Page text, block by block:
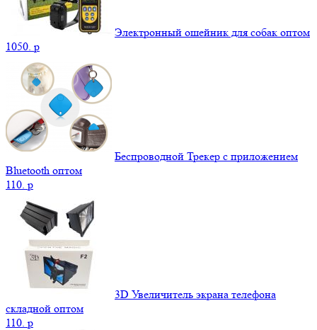
Электронный ошейник для собак оптом
1050. p
Беспроводной Трекер с приложением
Bluetooth оптом
110. p
3D Увеличитель экрана телефона
складной оптом
110. p